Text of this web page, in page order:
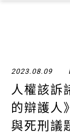
2023.08.09
人權該訴
的辯護人
與死刑議